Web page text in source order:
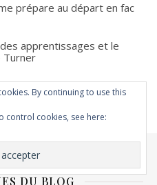
prépare au départ en fac
apprentissages et le
Turner
DU BLOG
By continuing to use this
control cookies, see here: